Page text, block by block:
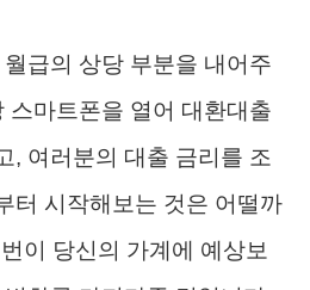
급의 상당 부분을 내어주
스마트폰을 열어 대환대출
, 여러분의 대출 금리를 조
터 시작해보는 것은 어떨까
이 당신의 가계에 예상보